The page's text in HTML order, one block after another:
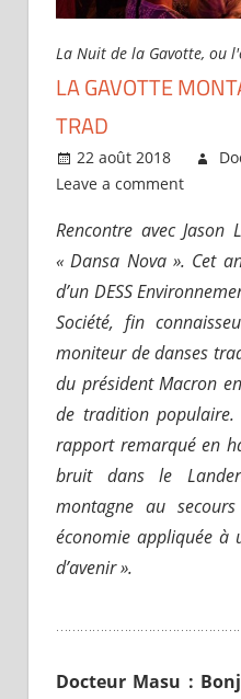
La Nuit de la Gavotte, ou
LA GAVOTTE
TRAD
22 août 2018
Leave a comment
Rencontre avecJason
« Dansa Nova ». Cet
d’un DESS
Société, fin
moniteur de danses
du président Macron
de tradition
rapport remarqué en
bruit dans le
montagne au
économie appliquée à
d’avenir ».
Docteur Masu :